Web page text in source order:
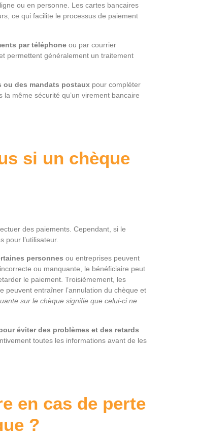
ou en personne. Les cartes bancaires
ce qui facilite le processus de paiement
par téléphone ou par courrier
permettent généralement un traitement
ou des mandats postaux pour compléter
même sécurité qu’un virement bancaire
si un chèque
des paiements. Cependant, si le
l’utilisateur.
personnes ou entreprises peuvent
ou manquante, le bénéficiaire peut
le paiement. Troisièmement, les
peuvent entraîner l’annulation du chèque et
sur le chèque signifie que celui-ci ne
éviter des problèmes et des retards
toutes les informations avant de les
en cas de perte
?